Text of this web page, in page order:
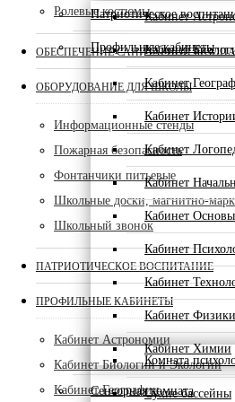
Патриотическое
Профильные кабинеты
Кабинет
Кабинет
Кабинет
Кабинет
Кабинет
Кабинет
Кабинет
Кабинет
Кабинет
Кабинет Физики
Кабинет Химии
Сенсорная комната
Комната
Сухие бассейны
Ролевые костюмы
ОБЕСПЕЧЕНИЕ САНИТАРНОЙ
ОБОРУДОВАНИЕ ДЛЯ ШКОЛЫ
Информационные стенды
Пожарная безопасность
Фонтанчики питьевые
Школьные доски, магнитно-
Школьный звонок
ПАТРИОТИЧЕСКОЕ ВОСПИТАНИЕ
ПРОФИЛЬНЫЕ КАБИНЕТЫ
Кабинет Астрономии
Кабинет Биологии и Экологии
Кабинет Географии